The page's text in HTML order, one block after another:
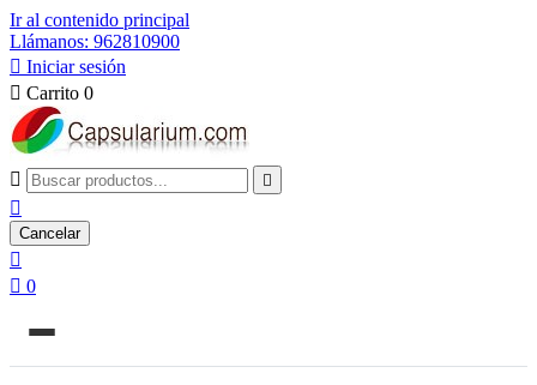
Ir al contenido principal
Llámanos: 962810900
 Iniciar sesión
 Carrito 0
 

Cancelar

 0